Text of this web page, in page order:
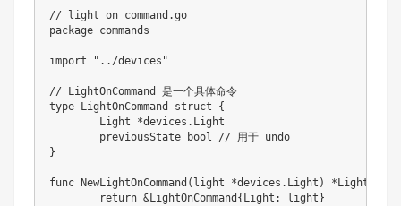
// light_on_command.go
package commands
import "../devices"
// LightOnCommand 是一个具体命令
type LightOnCommand struct
{
	Light
*devices . Light
	previousState
bool
// 用于 undo
}
func NewLightOnCommand ( light *devices . Light ) *
return &LightOnCommand { Light : light }